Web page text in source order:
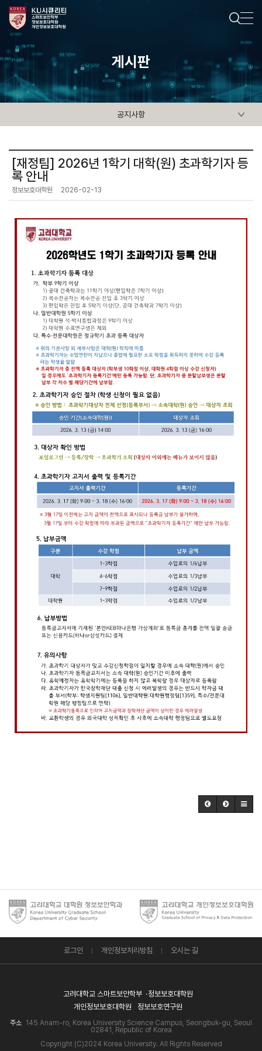
게시판
공지사항
[재정팀] 2026년 1학기 대학(원) 초과학기자 등
록 안내
정보보호대학원 2026-02-13
로그인 개인정보처리방침 오시는 길
고려대학교 스마트보안학부
정보보호대학원
개인정보보호대학원
정보보호연구원
주소 145 Anam-ro, Korea University Science Campus, Seongbuk-gu, Seoul
02841, Republic of Korea
Copyright (C)2024 Korea University. All Rights Reserved